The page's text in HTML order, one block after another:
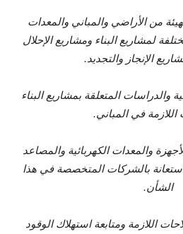
من الأراضي والمباني والمعدات
لمشاريع البناء ومشاريع الإحلال
الإنجاز والتجديد.
والدراسات المتعلقة بمشاريع البناء
اللازمة في المباني.
والمعدات الكهربائية والمصاعد
بالشركات المتخصصة في هذا
الشأن.
اللازمة ومتابعة استهلاك الوقود